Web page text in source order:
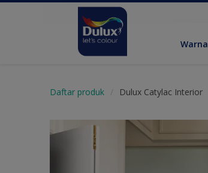
Warna
Daftar produk Dulux Catylac Interior